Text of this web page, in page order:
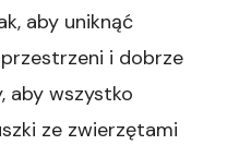
aby uniknąć
i dobrze
aby wszystko
ze zwierzętami